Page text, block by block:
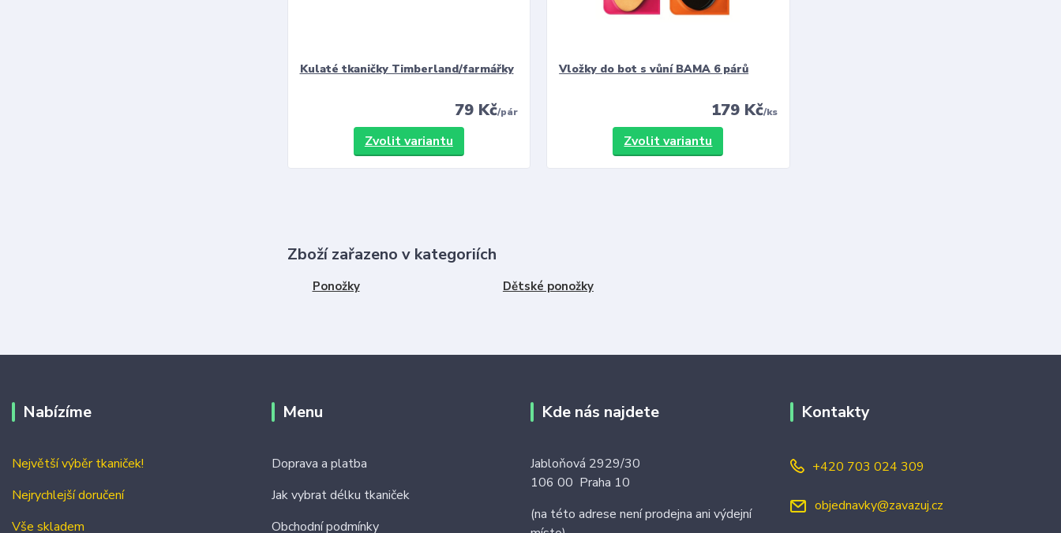
Kulaté tkaničky Timberland/farmářky
79 Kč/pár
Zvolit variantu
Vložky do bot s vůní BAMA 6 párů
179 Kč/ks
Zvolit variantu
Zboží zařazeno v kategoriích
Ponožky Dětské ponožky
Nabízíme
Největší výběr tkaniček!
Nejrychlejší doručení
Vše skladem
Menu
Doprava a platba
Jak vybrat délku tkaniček
Obchodní podmínky
Kde nás najdete
Jabloňová 2929/30
106 00 Praha 10
(na této adrese není prodejna ani výdejní
Kontakty
+420 703 024 309
objednavky@zavazuj.cz